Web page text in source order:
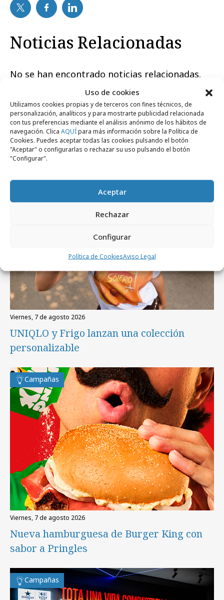
Uso de cookies
Utilizamos cookies propias y de terceros con fines técnicos, de
personalización, analíticos y para mostrarte publicidad relacionada
con tus preferencias mediante el análisis anónimo de los hábitos de
navegación. Clica AQUÍpara más información sobre la Política de
Cookies. Puedes aceptar todas las cookies pulsando el botón
"Aceptar" o configurarlas o rechazar su uso pulsando el botón
"Configurar".
Aceptar
Rechazar
Configurar
Política de CookiesAviso Legal
Noticias Relacionadas
No se han encontrado noticias relacionadas.
Artículos recientes
Campañas
viernes, 7 de agosto 2026
UNIQLO y Frigo lanzan una colección
personalizable
Campañas
viernes, 7 de agosto 2026
Nueva hamburguesa de Burger King con
sabor a Pringles
Campañas